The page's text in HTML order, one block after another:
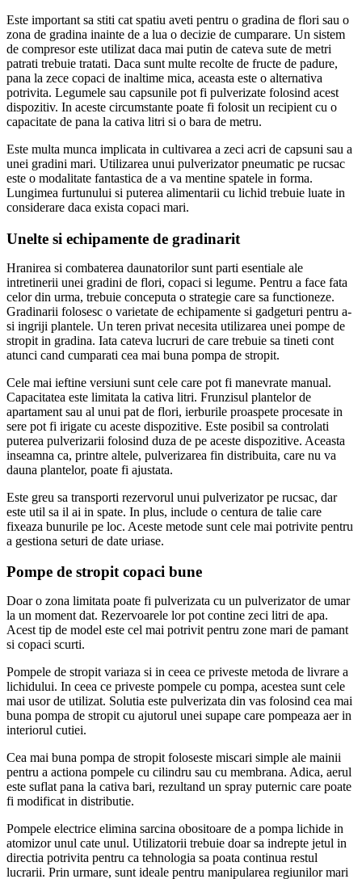
Este important sa stiti cat spatiu aveti pentru o gradina de flori sau o
zona de gradina inainte de a lua o decizie de cumparare. Un sistem
de compresor este utilizat daca mai putin de cateva sute de metri
patrati trebuie tratati. Daca sunt multe recolte de fructe de padure,
pana la zece copaci de inaltime mica, aceasta este o alternativa
potrivita. Legumele sau capsunile pot fi pulverizate folosind acest
dispozitiv. In aceste circumstante poate fi folosit un recipient cu o
capacitate de pana la cativa litri si o bara de metru.
Este multa munca implicata in cultivarea a zeci acri de capsuni sau a
unei gradini mari. Utilizarea unui pulverizator pneumatic pe rucsac
este o modalitate fantastica de a va mentine spatele in forma.
Lungimea furtunului si puterea alimentarii cu lichid trebuie luate in
considerare daca exista copaci mari.
Unelte si echipamente de gradinarit
Hranirea si combaterea daunatorilor sunt parti esentiale ale
intretinerii unei gradini de flori, copaci si legume. Pentru a face fata
celor din urma, trebuie conceputa o strategie care sa functioneze.
Gradinarii folosesc o varietate de echipamente si gadgeturi pentru a-
si ingriji plantele. Un teren privat necesita utilizarea unei pompe de
stropit in gradina. Iata cateva lucruri de care trebuie sa tineti cont
atunci cand cumparati cea mai buna pompa de stropit.
Cele mai ieftine versiuni sunt cele care pot fi manevrate manual.
Capacitatea este limitata la cativa litri. Frunzisul plantelor de
apartament sau al unui pat de flori, ierburile proaspete procesate in
sere pot fi irigate cu aceste dispozitive. Este posibil sa controlati
puterea pulverizarii folosind duza de pe aceste dispozitive. Aceasta
inseamna ca, printre altele, pulverizarea fin distribuita, care nu va
dauna plantelor, poate fi ajustata.
Este greu sa transporti rezervorul unui pulverizator pe rucsac, dar
este util sa il ai in spate. In plus, include o centura de talie care
fixeaza bunurile pe loc. Aceste metode sunt cele mai potrivite pentru
a gestiona seturi de date uriase.
Pompe de stropit copaci bune
Doar o zona limitata poate fi pulverizata cu un pulverizator de umar
la un moment dat. Rezervoarele lor pot contine zeci litri de apa.
Acest tip de model este cel mai potrivit pentru zone mari de pamant
si copaci scurti.
Pompele de stropit variaza si in ceea ce priveste metoda de livrare a
lichidului. In ceea ce priveste pompele cu pompa, acestea sunt cele
mai usor de utilizat. Solutia este pulverizata din vas folosind cea mai
buna pompa de stropit cu ajutorul unei supape care pompeaza aer in
interiorul cutiei.
Cea mai buna pompa de stropit foloseste miscari simple ale mainii
pentru a actiona pompele cu cilindru sau cu membrana. Adica, aerul
este suflat pana la cativa bari, rezultand un spray puternic care poate
fi modificat in distributie.
Pompele electrice elimina sarcina obositoare de a pompa lichide in
atomizor unul cate unul. Utilizatorii trebuie doar sa indrepte jetul in
directia potrivita pentru ca tehnologia sa poata continua restul
lucrarii. Prin urmare, sunt ideale pentru manipularea regiunilor mari